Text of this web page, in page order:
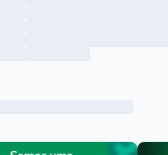
Menu lateral